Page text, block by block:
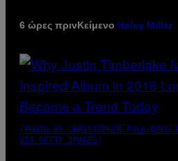
6 ώρες πρινΚείμενο Haley Miller
(PHOTO BY CHRISTOPHER POLK/NBCU
VIA GETTY IMAGES)